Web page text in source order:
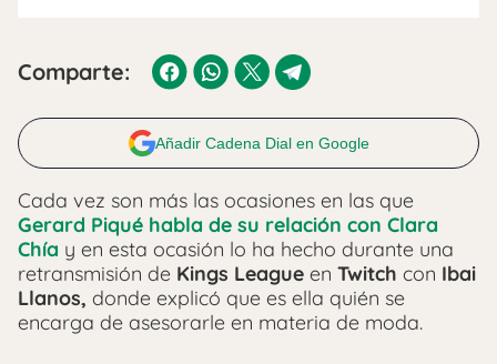
Comparte:
Añadir Cadena Dial en Google
Cada vez son más las ocasiones en las que
Gerard Piqué habla de su relación con Clara
Chía y en esta ocasión lo ha hecho durante una
retransmisión de Kings League en Twitch con Ibai
Llanos, donde explicó que es ella quién se
encarga de asesorarle en materia de moda.